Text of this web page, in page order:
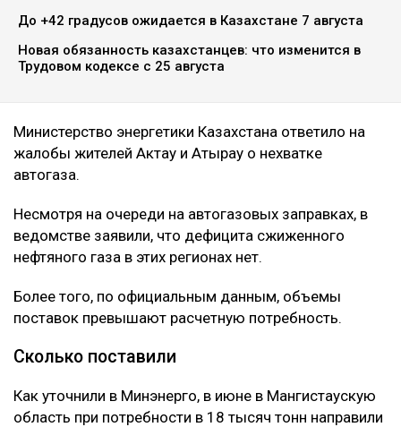
До +42 градусов ожидается в Казахстане 7 августа
Новая обязанность казахстанцев: что изменится в
Трудовом кодексе с 25 августа
Министерство энергетики Казахстана ответило на
жалобы жителей Актау и Атырау о нехватке
автогаза.
Несмотря на очереди на автогазовых заправках, в
ведомстве заявили, что дефицита сжиженного
нефтяного газа в этих регионах нет.
Более того, по официальным данным, объемы
поставок превышают расчетную потребность.
Сколько поставили
Как уточнили в Минэнерго, в июне в Мангистаускую
область при потребности в 18 тысяч тонн направили